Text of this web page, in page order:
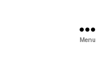
Menu